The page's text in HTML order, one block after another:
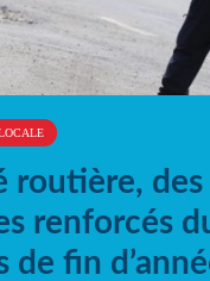
routière, des
renforcés
de fin